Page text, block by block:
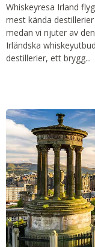
Whiskeyresa Irland
mest kända
medan vi njuter av
Irländska
destillerier, ett brygg...